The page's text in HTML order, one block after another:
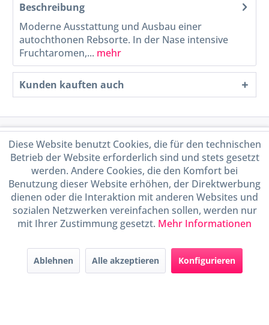
Beschreibung
Moderne Ausstattung und Ausbau einer
autochthonen Rebsorte. In der Nase intensive
Fruchtaromen,... mehr
Kunden kauften auch
Service Hotline
Shop Service
Informationen
Handel mit BIO-Weinen
durch DE-ÖKO-009
Diese Website benutzt Cookies, die für den technischen
Betrieb der Website erforderlich sind und stets gesetzt
werden. Andere Cookies, die den Komfort bei
Benutzung dieser Website erhöhen, der Direktwerbung
dienen oder die Interaktion mit anderen Websites und
sozialen Netzwerken vereinfachen sollen, werden nur
mit Ihrer Zustimmung gesetzt. Mehr Informationen
Ablehnen Alle akzeptieren Konfigurieren